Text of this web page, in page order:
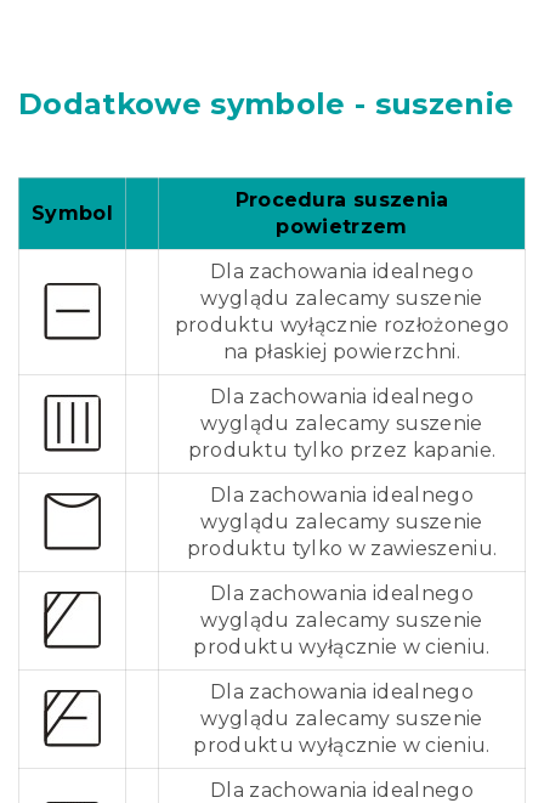
Dodatkowe symbole - suszenie
Symbol
Procedura suszenia
powietrzem
Dla zachowania idealnego
wyglądu zalecamy suszenie
produktu wyłącznie rozłożonego
na płaskiej powierzchni.
Dla zachowania idealnego
wyglądu zalecamy suszenie
produktu tylko przez kapanie.
Dla zachowania idealnego
wyglądu zalecamy suszenie
produktu tylko w zawieszeniu.
Dla zachowania idealnego
wyglądu zalecamy suszenie
produktu wyłącznie w cieniu.
Dla zachowania idealnego
wyglądu zalecamy suszenie
produktu wyłącznie w cieniu.
Dla zachowania idealnego